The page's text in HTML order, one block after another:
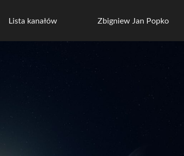
Lista kanałów Zbigniew Jan Popko